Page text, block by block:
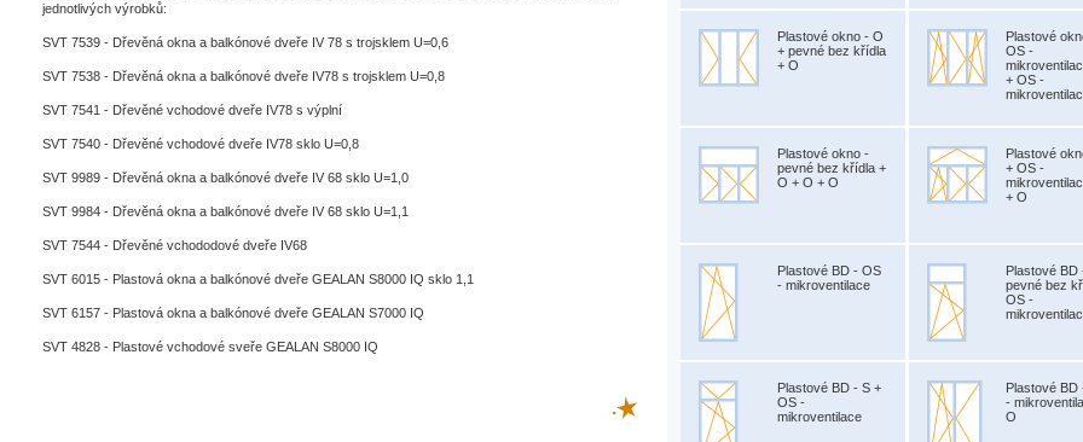
jednotlivých výrobků:
SVT 7539 - Dřevěná okna a balkónové dveře IV 78 s trojsklem U=0,6
SVT 7538 - Dřevěná okna a balkónové dveře IV78 s trojsklem U=0,8
SVT 7541 - Dřevěné vchodové dveře IV78 s výplní
SVT 7540 - Dřevěné vchodové dveře IV78 sklo U=0,8
SVT 9989 - Dřevěná okna a balkónové dveře IV 68 sklo U=1,0
SVT 9984 - Dřevěná okna a balkónové dveře IV 68 sklo U=1,1
SVT 7544 - Dřevěné vchododové dveře IV68
SVT 6015 - Plastová okna a balkónové dveře GEALAN S8000 IQ sklo 1,1
SVT 6157 - Plastová okna a balkónové dveře GEALAN S7000 IQ
SVT 4828 - Plastové vchodové sveře GEALAN S8000 IQ
.
Plastové okno - O
+ pevné bez křídla
+ O
Plastové
OS -
+ OS -
Plastové okno -
pevné bez křídla +
O + O + O
Plastové
+ OS -
+ O
Plastové BD - OS
- mikroventilace
Plastové BD
pevné bez
OS -
Plastové BD - S +
OS -
mikroventilace
Plastové BD
-
O